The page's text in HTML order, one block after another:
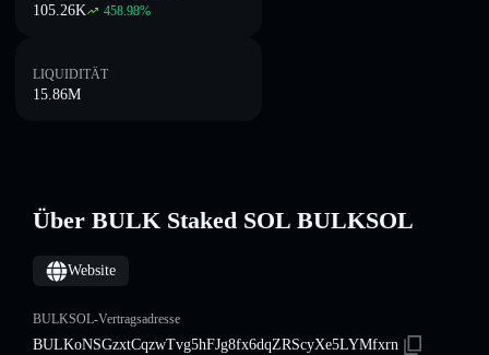
105.26K 458.98%
LIQUIDITÄT
15.86M
Über BULK Staked SOL BULKSOL
Website
BULKSOL-Vertragsadresse
BULKoNSGzxtCqzwTvg5hFJg8fx6dqZRScyXe5LYMfxrn